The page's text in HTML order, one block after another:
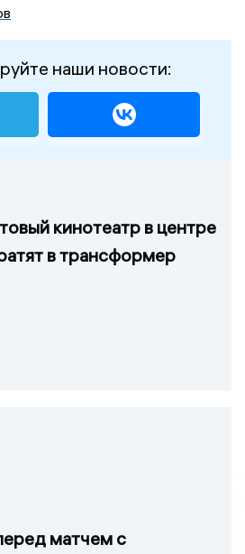
наши новости:
кинотеатр в центре
в трансформер
матчем с